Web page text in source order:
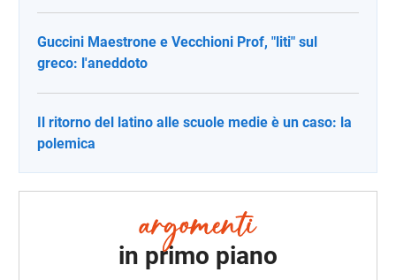
Guccini Maestrone e Vecchioni Prof, "liti" sul
greco: l'aneddoto
Il ritorno del latino alle scuole medie è un caso: la
polemica
in primo piano